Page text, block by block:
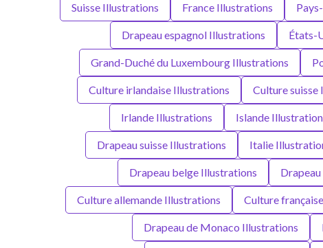
Suisse Illustrations France Illustrations
Drapeau espagnol Illustrations États-
Grand-Duché du Luxembourg Illustrations
Culture irlandaise Illustrations Culture
Irlande Illustrations Islande
Drapeau suisse Illustrations Italie
Drapeau belge Illustrations
Culture allemande Illustrations Culture
Drapeau de Monaco Illustrations